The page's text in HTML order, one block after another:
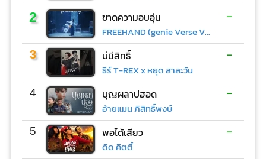
2 ขาดความอบอุ่น
FREEHAND (genie Verse Vol.1)
-
3 บ่มีสิทธิ์
ธีร์ T-REX x หยุด สาละวัน
-
4 บุญผลาบ่ฮอด
อ้ายแมน ภิสิทธิ์พงษ์
-
5 พอได้เสียว
ดิด คิตตี้
-